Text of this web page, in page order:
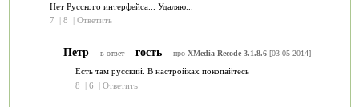
Нет Русского интерфейса... Удаляю...
7
| 8 | Ответить
Петр в ответ гость про XMedia Recode 3.1.8.6[03-05-2014]
Есть там русский. В настройках покопайтесь
8
| 6 | Ответить